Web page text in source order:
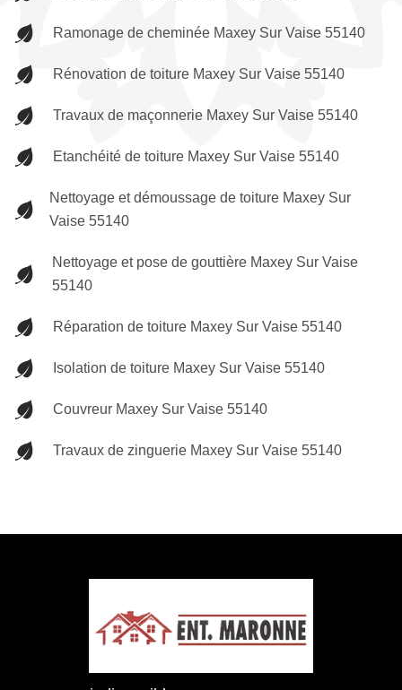
Ramonage de cheminée Maxey Sur Vaise 55140
Rénovation de toiture Maxey Sur Vaise 55140
Travaux de maçonnerie Maxey Sur Vaise 55140
Etanchéité de toiture Maxey Sur Vaise 55140
Nettoyage et démoussage de toiture Maxey Sur
Vaise 55140
Nettoyage et pose de gouttière Maxey Sur Vaise
55140
Réparation de toiture Maxey Sur Vaise 55140
Isolation de toiture Maxey Sur Vaise 55140
Couvreur Maxey Sur Vaise 55140
Travaux de zinguerie Maxey Sur Vaise 55140